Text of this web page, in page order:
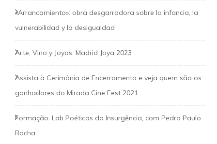
«Arrancamiento»: obra desgarradora sobre la infancia, la
vulnerabilidad y la desigualdad
Arte, Vino y Joyas: Madrid Joya 2023
Assista à Cerimônia de Encerramento e veja quem são os
ganhadores do Mirada Cine Fest 2021
Formação: Lab Poéticas da Insurgência, com Pedro Paulo
Rocha